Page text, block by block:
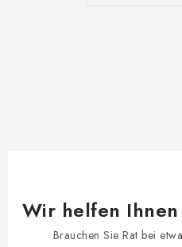
Wir helfen
Brauchen Sie Rat bei